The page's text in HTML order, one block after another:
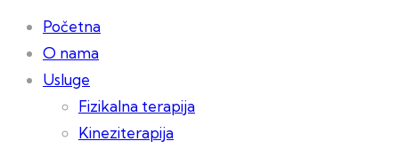
Početna
O nama
Usluge
Fizikalna terapija
Kineziterapija